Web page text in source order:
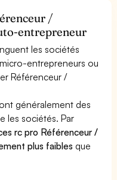
/
entrepreneur
les sociétés
entrepreneurs ou
Référenceur /
généralement des
les sociétés. Par
rc pro Référenceur /
plus faibles que